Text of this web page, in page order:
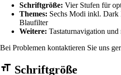
Schriftgröße: Vier Stufen für
Themes: Sechs Modi inkl. Dark
Blaufilter
Weitere: Tastaturnavigation
Bei Problemen kontaktieren Sie uns
Barrierefreiheit
Schriftgröße